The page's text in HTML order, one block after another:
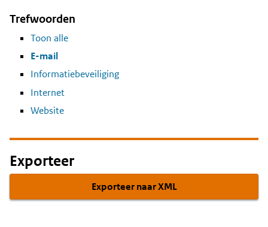
Trefwoorden
Toon alle
E-mail
Informatiebeveiliging
Internet
Website
Exporteer
Exporteer naar XML